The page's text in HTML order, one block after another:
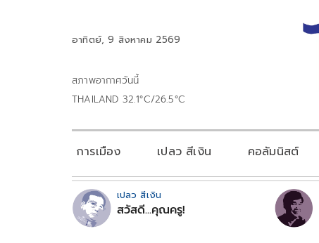
อาทิตย์, 9 สิงหาคม 2569
สภาพอากาศวันนี้
THAILAND 32.1°C/26.5°C
การเมือง เปลว สีเงิน คอลัมนิสต์
เปลว สีเงิน
สวัสดี...คุณครู!